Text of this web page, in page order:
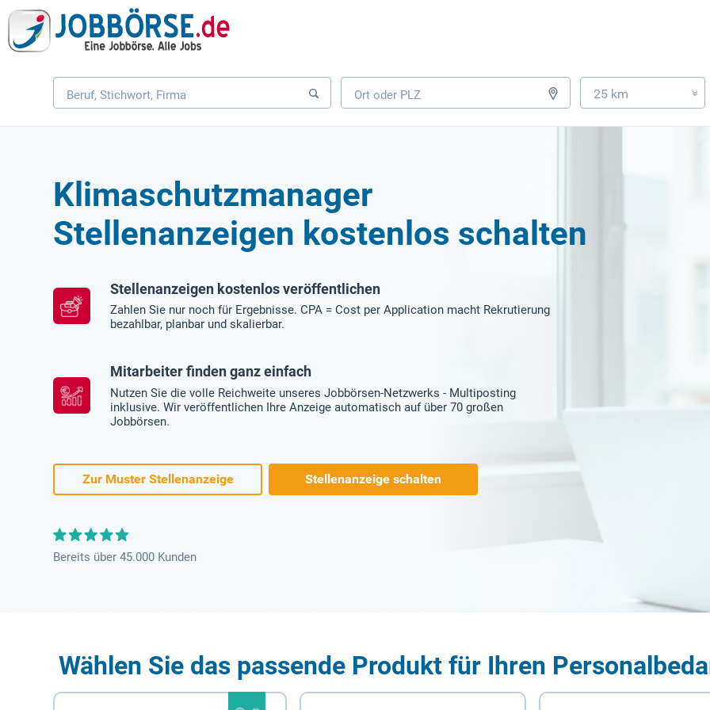
25 km »
Klimaschutzmanager
Stellenanzeigen kostenlos schalten
Stellenanzeigen kostenlos veröffentlichen
Zahlen Sie nur noch für Ergebnisse. CPA = Cost per Application macht Rekrutierung
bezahlbar, planbar und skalierbar.
Mitarbeiter finden ganz einfach
Nutzen Sie die volle Reichweite unseres Jobbörsen-Netzwerks - Multiposting
inklusive. Wir veröffentlichen Ihre Anzeige automatisch auf über 70 großen
Jobbörsen.
Zur Muster Stellenanzeige Stellenanzeige schalten
Bereits über 45.000 Kunden
Wählen Sie das passende Produkt für Ihren